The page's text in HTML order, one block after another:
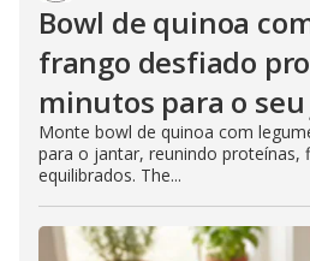
Bowl de quinoa
frango desfiado
minutos para o
Monte bowl de quinoa com
para o jantar, reunindo proteínas,
equilibrados. The...